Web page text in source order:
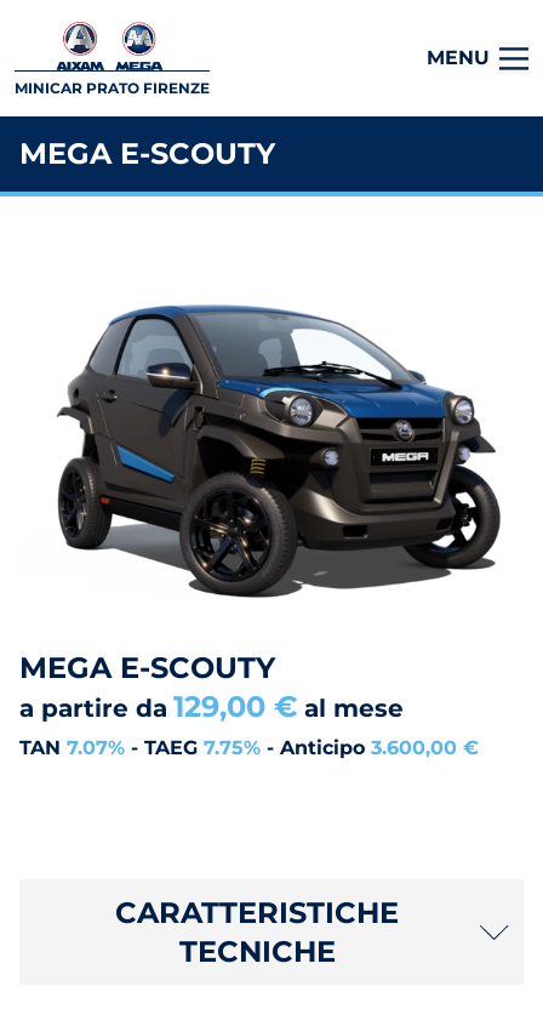
MINICAR PRATO FIRENZE
MENU
MEGA E-SCOUTY
MEGA E-SCOUTY
a partire da 129,00 € al mese
TAN 7.07% - TAEG 7.75% - Anticipo 3.600,00 €
CARATTERISTICHE
TECNICHE